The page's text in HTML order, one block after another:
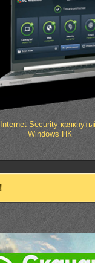
Security
Windows ПК